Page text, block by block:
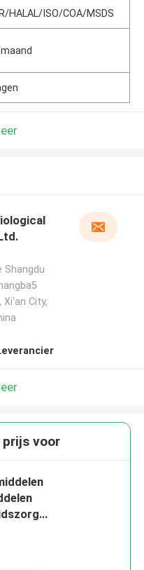
HALAL/ISO/COA/MSDS
Shangdu
City,
prijs voor